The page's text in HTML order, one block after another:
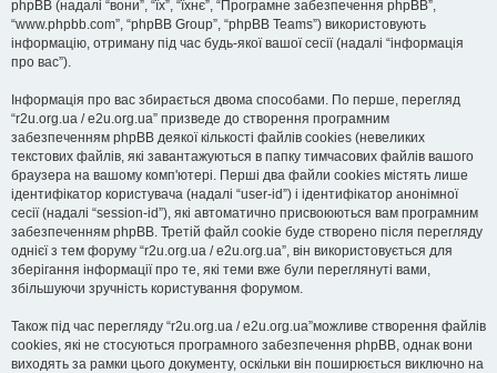
phpBB (надалі “вони”, “їх”, “їхнє”, “Програмне забезпечення phpBB”,
“www.phpbb.com”, “phpBB Group”, “phpBB Teams”) використовують
інформацію, отриману під час будь-якої вашої сесії (надалі “інформація
про вас”).
Інформація про вас збирається двома способами. По перше, перегляд
“r2u.org.ua / e2u.org.ua” призведе до створення програмним
забезпеченням phpBB деякої кількості файлів cookies (невеликих
текстових файлів, які завантажуються в папку тимчасових файлів вашого
браузера на вашому комп'ютері. Перші два файли cookies містять лише
ідентифікатор користувача (надалі “user-id”) і ідентифікатор анонімної
сесії (надалі “session-id”), які автоматично присвоюються вам програмним
забезпеченням phpBB. Третій файл cookie буде створено після перегляду
однієї з тем форуму “r2u.org.ua / e2u.org.ua”, він використовується для
зберігання інформації про те, які теми вже були переглянуті вами,
збільшуючи зручність користування форумом.
Також під час перегляду “r2u.org.ua / e2u.org.ua”можливе створення файлів
cookies, які не стосуються програмного забезпечення phpBB, однак вони
виходять за рамки цього документу, оскільки він поширюється виключно на